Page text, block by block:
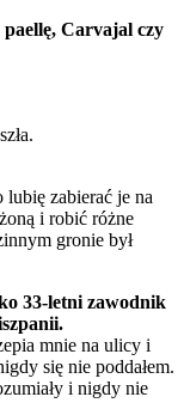
Carvajal czy
zabierać je na
i robić różne
gronie był
33-letni zawodnik
mnie na ulicy i
się nie poddałem.
i nigdy nie